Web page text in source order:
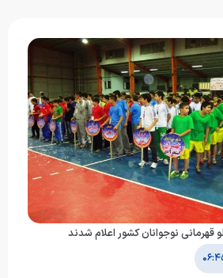
قهرمانی نوجوانان کشور اعلام شدند